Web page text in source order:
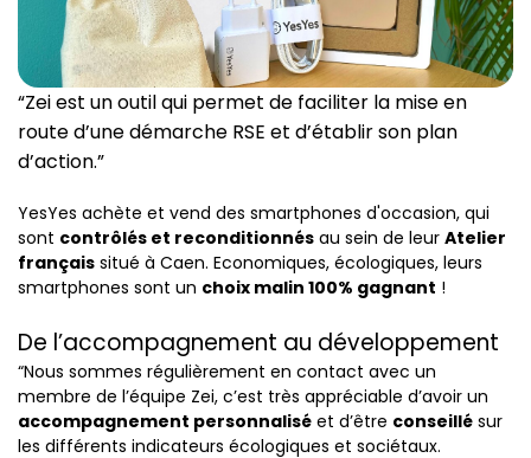
“Zei est un outil qui permet de faciliter la mise en
route d’une démarche RSE et d’établir son plan
d’action.”
YesYes achète et vend des smartphones d'occasion, qui
sont contrôlés et reconditionnés au sein de leur Atelier
français situé à Caen. Economiques, écologiques, leurs
smartphones sont un choix malin 100% gagnant !
De l’accompagnement au développement
“Nous sommes régulièrement en contact avec un
membre de l’équipe Zei, c’est très appréciable d’avoir un
accompagnement personnalisé et d’être conseillé sur
les différents indicateurs écologiques et sociétaux.